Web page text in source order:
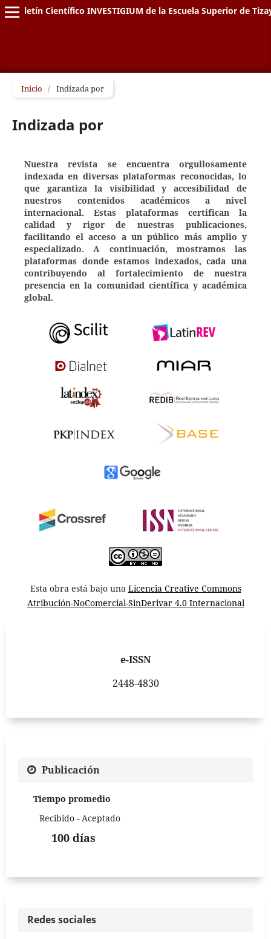
Boletín Científico INVESTIGIUM de la Escuela Superior de
Inicio / Indizada por
Indizada por
Nuestra revista se encuentra orgullosamente
indexada en diversas plataformas reconocidas, lo
que garantiza la visibilidad y accesibilidad de
nuestros contenidos académicos a nivel
internacional. Estas plataformas certifican la
calidad y rigor de nuestras publicaciones,
facilitando el acceso a un público más amplio y
especializado. A continuación, mostramos las
plataformas donde estamos indexados, cada una
contribuyendo al fortalecimiento de nuestra
presencia en la comunidad científica y académica
global.
Esta obra está bajo una Licencia Creative Commons
Atribución-NoComercial-SinDerivar 4.0 Internacional
e-ISSN
2448-4830
Publicación
Tiempo promedio
Recibido - Aceptado
100 días
Redes sociales